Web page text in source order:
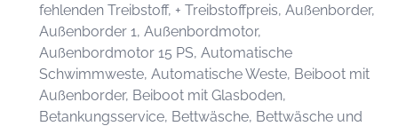
fehlenden Treibstoff, + Treibstoffpreis, Außenborder,
Außenborder 1, Außenbordmotor,
Außenbordmotor 15 PS, Automatische
Schwimmweste, Automatische Weste, Beiboot mit
Außenborder, Beiboot mit Glasboden,
Betankungsservice, Bettwäsche, Bettwäsche und